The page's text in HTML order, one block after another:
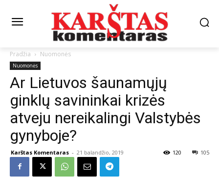
Pradžia Nuomonės
Nuomonės
Ar Lietuvos šaunamųjų
ginklų savininkai krizės
atveju nereikalingi Valstybės
gynyboje?
Karštas Komentaras - 21 balandžio, 2019 105
120